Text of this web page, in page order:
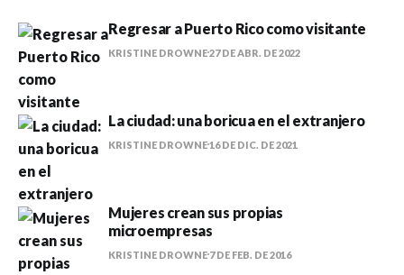
Regresar a Puerto Rico como visitante
KRISTINE DROWNE27 DE ABR. DE 2022
La ciudad: una boricua en el extranjero
KRISTINE DROWNE16 DE DIC. DE 2021
Mujeres crean sus propias
microempresas
KRISTINE DROWNE 7 DE FEB. DE 2016